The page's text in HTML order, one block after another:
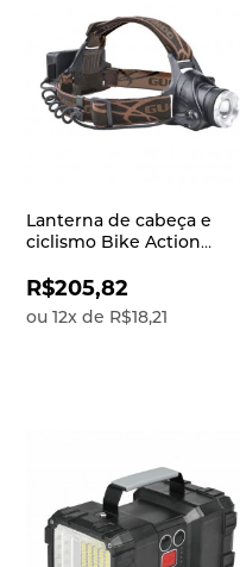
Lanterna de cabeça e
ciclismo Bike Action
potência, alcance focal de
até 500 metros e
recarregável
R$205,82
ou12x de R$18,21